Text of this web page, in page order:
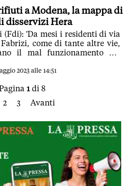
erano inaccettabili
a Modena, la mappa di
disservizi Hera
(Fdi): 'Da mesi i residenti di via
come di tante altre vie,
il mal funzionamento dei
2023 alle 14:51
1di 8
2 3 Avanti